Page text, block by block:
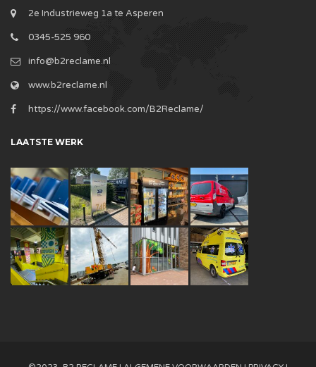
2e Industrieweg 1a te Asperen
0345-525 960
info@b2reclame.nl
www.b2reclame.nl
https://www.facebook.com/B2Reclame/
LAATSTE WERK